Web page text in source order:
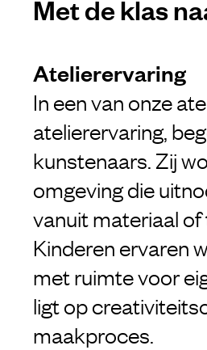
Met de klas
Atelierervaring
In een van onze
atelierervaring,
kunstenaars. Zij
omgeving die
vanuit materiaal
Kinderen ervaren
met ruimte voor
ligt op
maakproces.